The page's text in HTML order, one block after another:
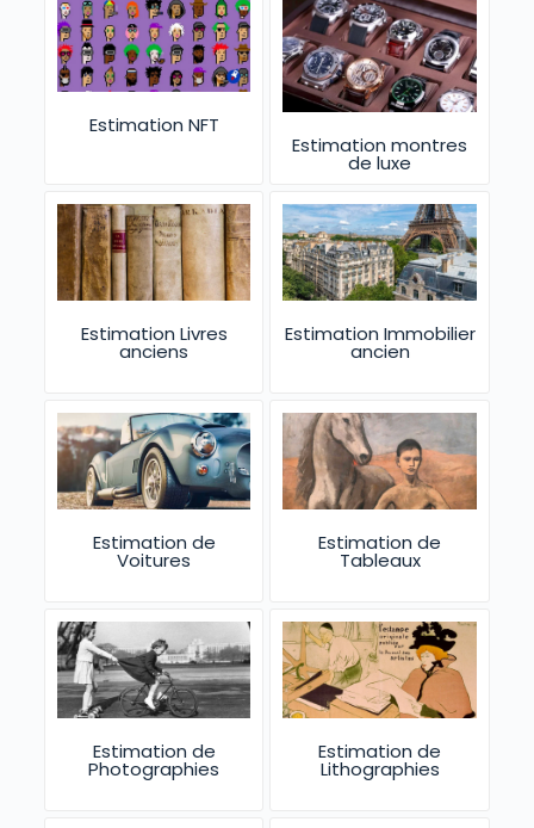
Estimation NFT
Estimation montres
de luxe
Estimation Livres
anciens
Estimation Immobilier
ancien
Estimation de
Voitures
Estimation de
Tableaux
Estimation de
Photographies
Estimation de
Lithographies